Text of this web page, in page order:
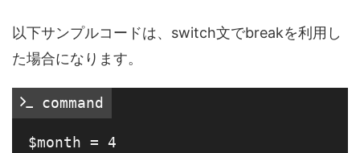
以下サンプルコードは、switch文でbreakを利用し
た場合になります。
command
$month = 4